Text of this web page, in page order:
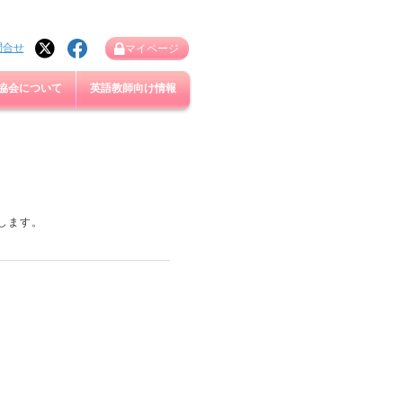
合せ マイページ
会について 英語教師向け情報
す。